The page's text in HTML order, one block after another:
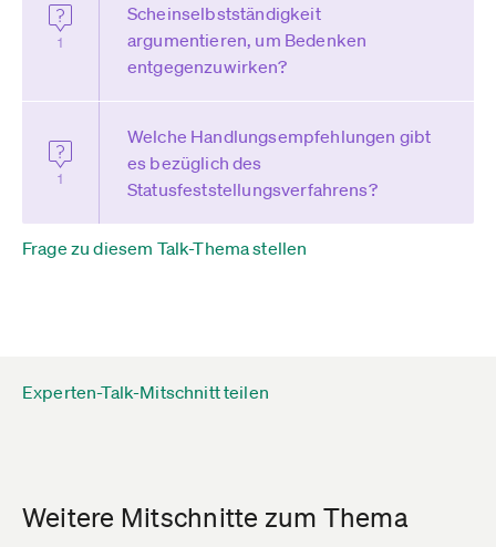
1
Scheinselbstständigkeit
argumentieren, um Bedenken
entgegenzuwirken?
1
Welche Handlungsempfehlungen gibt
es bezüglich des
Statusfeststellungsverfahrens?
Frage zu diesem Talk-Thema stellen
Experten-Talk-Mitschnitt teilen
Weitere Mitschnitte zum Thema